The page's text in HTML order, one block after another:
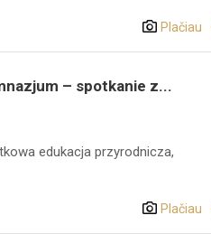
Plačiau
– spotkanie z...
edukacja przyrodnicza,
Plačiau